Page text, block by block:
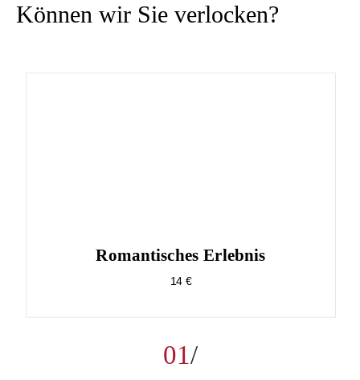
Können wir Sie verlocken?
01
Romantisches Erlebnis
14 €